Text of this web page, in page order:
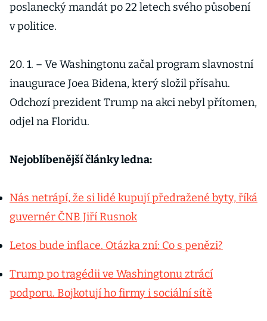
poslanecký mandát po 22 letech svého působení
v politice.
20. 1. – Ve Washingtonu začal program slavnostní
inaugurace Joea Bidena, který složil přísahu.
Odchozí prezident Trump na akci nebyl přítomen,
odjel na Floridu.
Nejoblíbenější články ledna:
Nás netrápí, že si lidé kupují předražené byty, říká
guvernér ČNB Jiří Rusnok
Letos bude inflace. Otázka zní: Co s penězi?
Trump po tragédii ve Washingtonu ztrácí
podporu. Bojkotují ho firmy i sociální sítě